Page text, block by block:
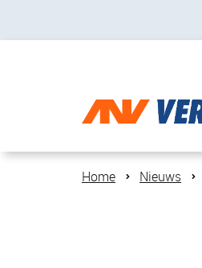
Home Nieuws